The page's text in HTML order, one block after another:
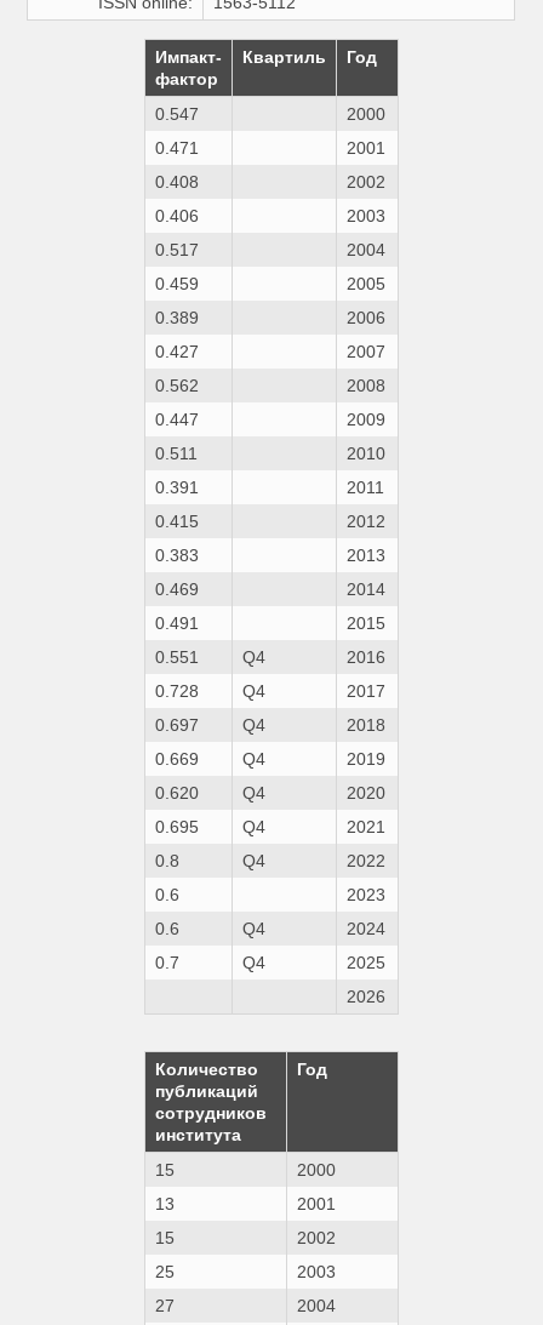
Импакт-
фактор
Квартиль Год
0.547
2000
0.471
2001
0.408
2002
0.406
2003
0.517
2004
0.459
2005
0.389
2006
0.427
2007
0.562
2008
0.447
2009
0.511
2010
0.391
2011
0.415
2012
0.383
2013
0.469
2014
0.491
2015
0.551
Q4
2016
0.728
Q4
2017
0.697
Q4
2018
0.669
Q4
2019
0.620
Q4
2020
0.695
Q4
2021
0.8
Q4
2022
0.6
2023
0.6
Q4
2024
0.7
Q4
2025
2026
Количество
публикаций
сотрудников
института
Год
15
2000
13
2001
15
2002
25
2003
27
2004